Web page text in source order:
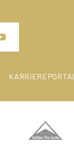
KARRIEREPORTAL